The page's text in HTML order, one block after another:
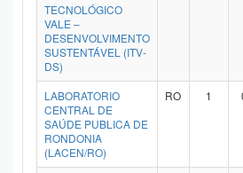
TECNOLÓGICO
VALE –
DESENVOLVIMENTO
SUSTENTÁVEL (ITV-
DS)
LABORATORIO
CENTRAL DE
SAÚDE PUBLICA DE
RONDONIA
(LACEN/RO)
RO 1